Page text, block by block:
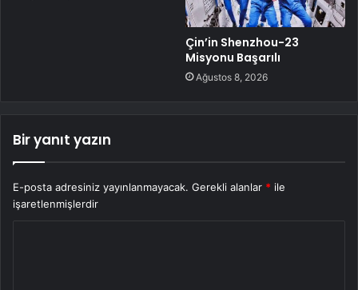
Çin’in Shenzhou-23
Misyonu Başarılı
Ağustos 8, 2026
Bir yanıt yazın
E-posta adresiniz yayınlanmayacak. Gerekli alanlar * ile
işaretlenmişlerdir